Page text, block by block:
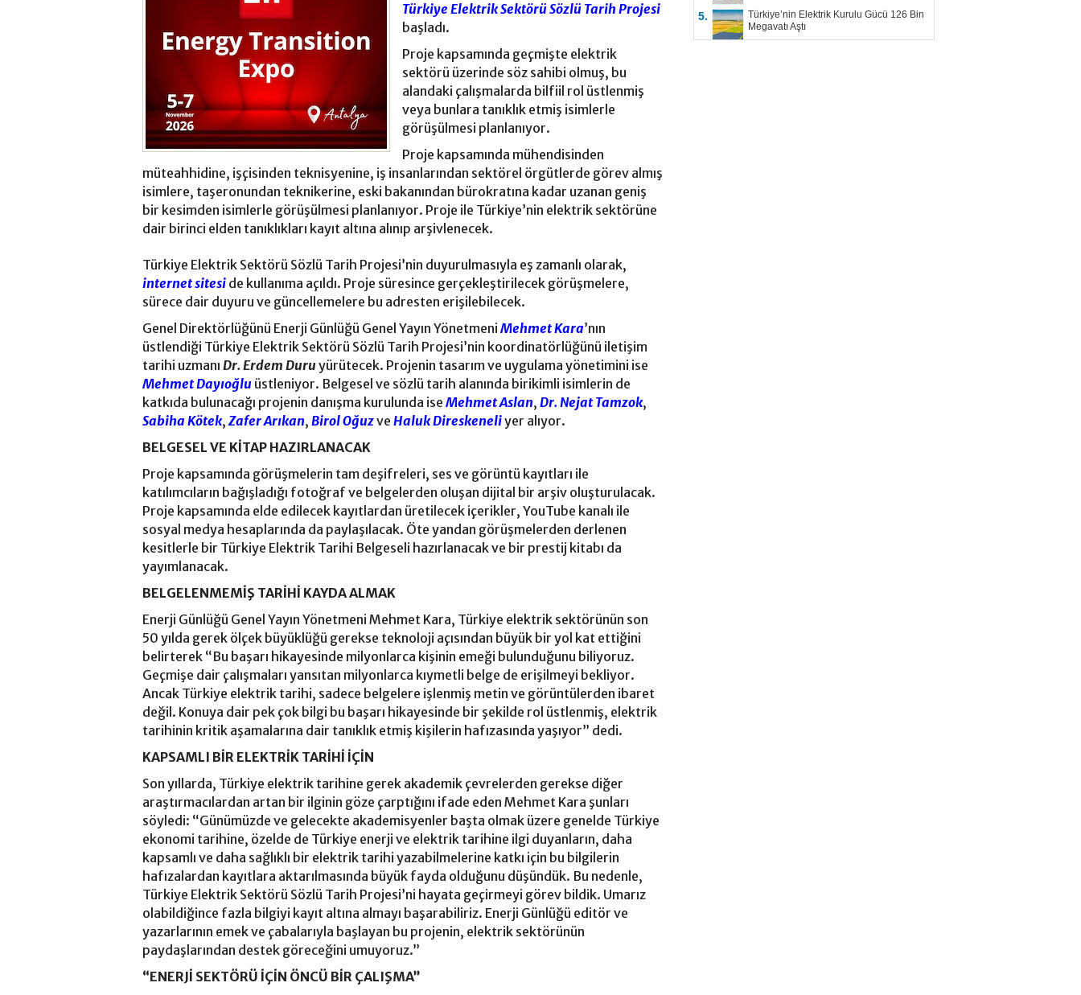
Türkiye Elektrik Sektörü Sözlü Tarih Projesi
başladı.
Proje kapsamında geçmişte elektrik
sektörü üzerinde söz sahibi olmuş, bu
alandaki çalışmalarda bilfiil rol üstlenmiş
veya bunlara tanıklık etmiş isimlerle
görüşülmesi planlanıyor.
Proje kapsamında mühendisinden
müteahhidine, işçisinden teknisyenine, iş insanlarından sektörel örgütlerde görev almış
isimlere, taşeronundan teknikerine, eski bakanından bürokratına kadar uzanan geniş
bir kesimden isimlerle görüşülmesi planlanıyor. Proje ile Türkiye’nin elektrik sektörüne
dair birinci elden tanıklıkları kayıt altına alınıp arşivlenecek.
Türkiye Elektrik Sektörü Sözlü Tarih Projesi’nin duyurulmasıyla eş zamanlı olarak,
internet sitesi de kullanıma açıldı. Proje süresince gerçekleştirilecek görüşmelere,
sürece dair duyuru ve güncellemelere bu adresten erişilebilecek.
Genel Direktörlüğünü Enerji Günlüğü Genel Yayın Yönetmeni Mehmet Kara’nın
üstlendiği Türkiye Elektrik Sektörü Sözlü Tarih Projesi’nin koordinatörlüğünü iletişim
tarihi uzmanı Dr. Erdem Duruyürütecek. Projenin tasarım ve uygulama yönetimini ise
Mehmet Dayıoğlu üstleniyor. Belgesel ve sözlü tarih alanında birikimli isimlerin de
katkıda bulunacağı projenin danışma kurulunda ise Mehmet Aslan, Dr. Nejat Tamzok,
Sabiha Kötek,Zafer Arıkan, Birol Oğuzve Haluk Direskeneliyer alıyor.
BELGESEL VE KİTAP HAZIRLANACAK
Proje kapsamında görüşmelerin tam deşifreleri, ses ve görüntü kayıtları ile
katılımcıların bağışladığı fotoğraf ve belgelerden oluşan dijital bir arşiv oluşturulacak.
Proje kapsamında elde edilecek kayıtlardan üretilecek içerikler, YouTube kanalı ile
sosyal medya hesaplarında da paylaşılacak. Öte yandan görüşmelerden derlenen
kesitlerle bir Türkiye Elektrik Tarihi Belgeseli hazırlanacak ve bir prestij kitabı da
yayımlanacak.
BELGELENMEMİŞ TARİHİ KAYDA ALMAK
Enerji Günlüğü Genel Yayın Yönetmeni Mehmet Kara, Türkiye elektrik sektörünün son
50 yılda gerek ölçek büyüklüğü gerekse teknoloji açısından büyük bir yol kat ettiğini
belirterek “Bu başarı hikayesinde milyonlarca kişinin emeği bulunduğunu biliyoruz.
Geçmişe dair çalışmaları yansıtan milyonlarca kıymetli belge de erişilmeyi bekliyor.
Ancak Türkiye elektrik tarihi, sadece belgelere işlenmiş metin ve görüntülerden ibaret
değil. Konuya dair pek çok bilgi bu başarı hikayesinde bir şekilde rol üstlenmiş, elektrik
tarihinin kritik aşamalarına dair tanıklık etmiş kişilerin hafızasında yaşıyor” dedi.
KAPSAMLI BİR ELEKTRİK TARİHİ İÇİN
Son yıllarda, Türkiye elektrik tarihine gerek akademik çevrelerden gerekse diğer
araştırmacılardan artan bir ilginin göze çarptığını ifade eden Mehmet Kara şunları
söyledi: “Günümüzde ve gelecekte akademisyenler başta olmak üzere genelde Türkiye
ekonomi tarihine, özelde de Türkiye enerji ve elektrik tarihine ilgi duyanların, daha
kapsamlı ve daha sağlıklı bir elektrik tarihi yazabilmelerine katkı için bu bilgilerin
hafızalardan kayıtlara aktarılmasında büyük fayda olduğunu düşündük. Bu nedenle,
Türkiye Elektrik Sektörü Sözlü Tarih Projesi’ni hayata geçirmeyi görev bildik. Umarız
olabildiğince fazla bilgiyi kayıt altına almayı başarabiliriz. Enerji Günlüğü editör ve
yazarlarının emek ve çabalarıyla başlayan bu projenin, elektrik sektörünün
paydaşlarından destek göreceğini umuyoruz.”
“ENERJİ SEKTÖRÜ İÇİN ÖNCÜ BİR ÇALIŞMA”
5.
Türkiye’nin Elektrik Kurulu Gücü 126 Bin
Megavatı Aştı